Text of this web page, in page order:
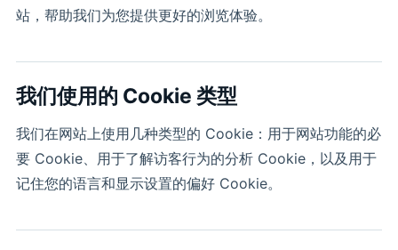
站，帮助我们为您提供更好的浏览体验。
我们使用的 Cookie 类型
我们在网站上使用几种类型的 Cookie：用于网站功能的必
要 Cookie、用于了解访客行为的分析 Cookie，以及用于
记住您的语言和显示设置的偏好 Cookie。